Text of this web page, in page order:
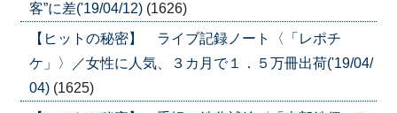
客”に差('19/04/12) (1626)
【ヒットの秘密】 ライブ記録ノート〈「レポチ
ケ」〉／女性に人気、３カ月で１．５万冊出荷('19/04/
04) (1625)